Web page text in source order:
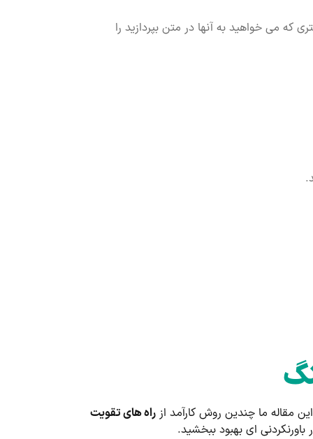
می خواهید به آنها در متن بپردازید را
مقاله ما چندین روش کارآمد از راه های تقویت
باورنکردنی ای بهبود ببخشید.